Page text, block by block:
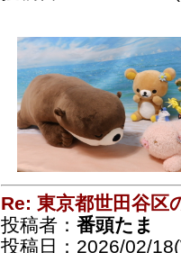
Re: 東京都世田谷区
投稿者： 番頭たま
投稿日：2026/02/